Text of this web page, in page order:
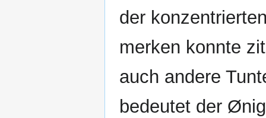
der
merken konnte
auch andere
bedeutet der